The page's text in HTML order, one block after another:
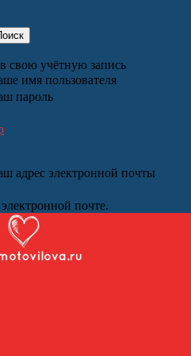
свою учётную запись
имя пользователя
пароль
адрес электронной почты
почте.